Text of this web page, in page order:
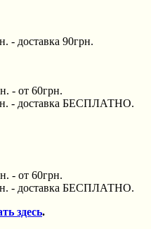
- доставка 90грн.
- от 60грн.
- доставка БЕСПЛАТНО.
- от 60грн.
- доставка БЕСПЛАТНО.
здесь.